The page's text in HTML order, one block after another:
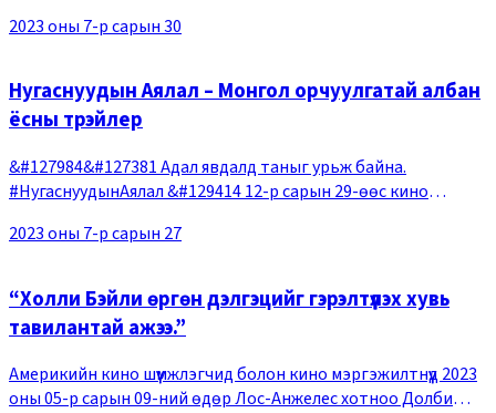
хэсэг Марианы хонхор, хамгий
2023 оны 7-р сарын 30
Нугаснуудын Аялал – Монгол орчуулгатай албан
ёсны трэйлер
&#127984&#127381 Адал явдалд таныг урьж байна.
#НугаснуудынАялал &#129414 12-р сарын 29-өөс кино
2023 оны 7-р сарын 27
“Холли Бэйли өргөн дэлгэцийг гэрэлтүүлэх хувь
тавилантай ажээ.”
Америкийн кино шүүмжлэгчид болон кино мэргэжилтнүүд 2023
оны 05-р сарын 09-ний өдөр Лос-Анжелес хотноо Долби